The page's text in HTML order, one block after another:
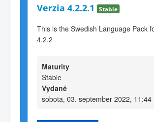
Verzia 4.2.2.1 Stable
This is the Swedish Language Pack
4.2.2
Maturity
Stable
Vydané
sobota, 03. september 2022, 11:44